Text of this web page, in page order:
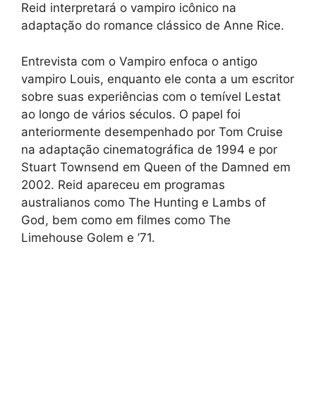
Reid interpretará o vampiro icônico na
adaptação do romance clássico de Anne Rice.
Entrevista com o Vampiro enfoca o antigo
vampiro Louis, enquanto ele conta a um escritor
sobre suas experiências com o temível Lestat
ao longo de vários séculos. O papel foi
anteriormente desempenhado por Tom Cruise
na adaptação cinematográfica de 1994 e por
Stuart Townsend em Queen of the Damned em
2002. Reid apareceu em programas
australianos como The Hunting e Lambs of
God, bem como em filmes como The
Limehouse Golem e ’71.